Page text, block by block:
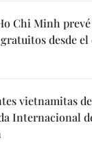
Chi Minh
desde
vietnamitas
Internacional